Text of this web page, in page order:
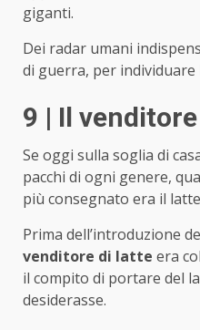
giganti.
Dei radar umani
di guerra, per individuare
9 | Il
Se oggi sulla soglia di
pacchi di ogni genere,
più consegnato era il
Prima dell’introduzione
venditore di latte era
il compito di portare del
desiderasse.